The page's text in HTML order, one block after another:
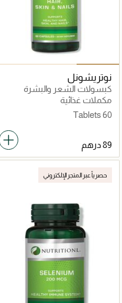
نوتريشونل
كبسولات الشعر والبشرة
والأظافر
مكملات غذائية
60 Tablets
حصرياً عبر المتجر الإلكتروني